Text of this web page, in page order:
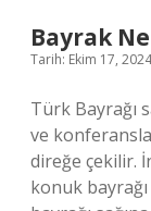
Bayrak
Tarih: Ekim 17, 2024
Türk Bayrağı
ve
direğe çekilir.
konuk